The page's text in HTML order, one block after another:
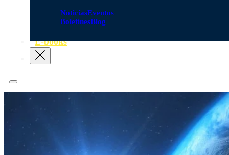
NoticiasEventos
BoletinesBlog
E-books